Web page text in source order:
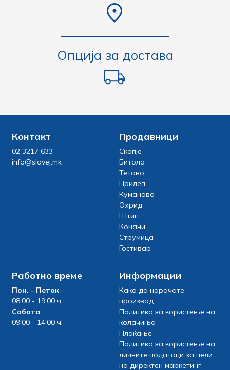
Опција за достава
Контакт
02 3217 633
info@slavej.mk
Продавници
Скопје
Битола
Тетово
Прилеп
Куманово
Охрид
Штип
Кочани
Струмица
Гостивар
Работно време
Пон. - Петок
08:00 - 19:00 ч.
Сабота
09:00 - 14:00 ч.
Информации
Како да нарачате
производ
Политика за користење на
колачиња
Плаќање
Политика за користење на
личните податоци за цели
на директен маркетинг